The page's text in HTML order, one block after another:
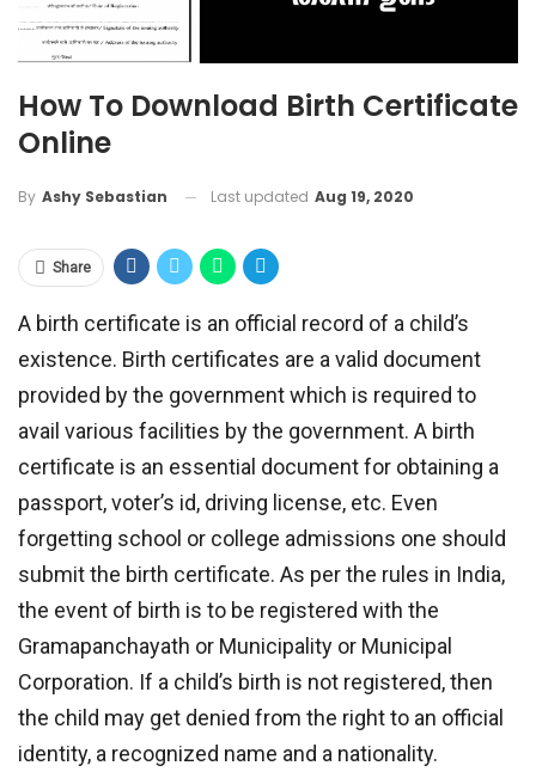
How To Download Birth Certificate
Online
By Ashy Sebastian Last updated Aug 19, 2020
Share
A birth certificate is an official record of a child’s
existence. Birth certificates are a valid document
provided by the government which is required to
avail various facilities by the government. A birth
certificate is an essential document for obtaining a
passport, voter’s id, driving license, etc. Even
forgetting school or college admissions one should
submit the birth certificate. As per the rules in India,
the event of birth is to be registered with the
Gramapanchayath or Municipality or Municipal
Corporation. If a child’s birth is not registered, then
the child may get denied from the right to an official
identity, a recognized name and a nationality.